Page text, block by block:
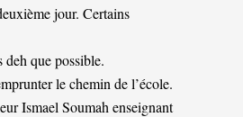
jour. Certains
que possible.
le chemin de l’école.
Ismael Soumah enseignant